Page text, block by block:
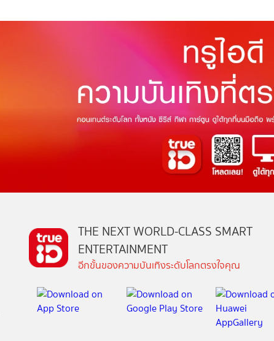
THE NEXT WORLD-CLASS SMART
ENTERTAINMENT
อีกขั้นของความบันเทิงระดับโลกตรงใจคุณ